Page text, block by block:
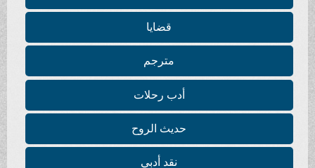
قضايا
مترجم
أدب رحلات
حديث الروح
نقد أدبي